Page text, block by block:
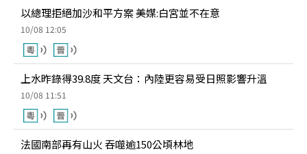
以總理拒絕加沙和平方案 美媒:白宮並不在意
10/08 12:05
上水昨錄得39.8度 天文台：內陸更容易受日照影響升溫
10/08 11:51
法國南部再有山火 吞噬逾150公頃林地